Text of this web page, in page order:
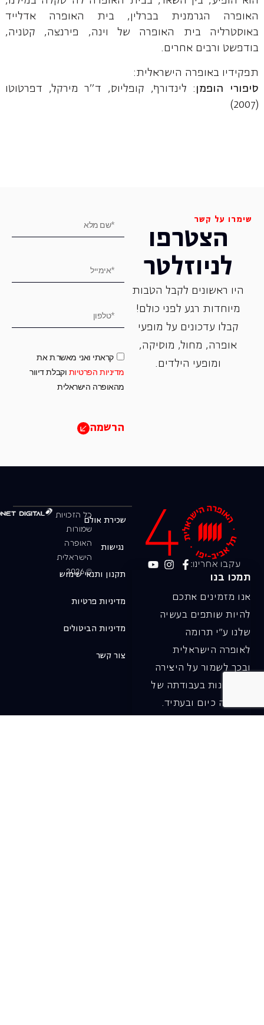
האופרה הגרמנית בברלין, בית האופרה אדלייד
באוסטרליה בית האופרה של וינה, פירנצה, קטניה,
בודפשט ורבים אחרים.
תפקידיו באופרה הישראלית:
סיפורי הופמן : לינדורף, קופליוס, ד"ר מירקל, דפרטוטו
(2007)
שימרו על קשר
הצטרפו
לניוזלטר
היו ראשונים לקבל הטבות
מיוחדות רגע לפני כולם!
קבלו עדכונים על מופעי
אופרה, ‏מחול, ‏מוסיקה,
ומופעי הילדים.
קראתי ואני מאשר.ת את
מדיניות הפרטיות וקבלת דיוור
מהאופרה הישראלית
הרשמה
עקבו אחרינו:
תמכו בנו
אנו מזמינים אתכם
להיות שותפים בעשיה
שלנו ע"י תרומה
לאופרה הישראלית
ובכך לשמור על היצירה
והחדשנות בעבודתה של
האופרה כיום ובעתיד.
כל הזכויות
שמורות
האופרה
הישראלית
© 2026
שכירת אולם
נגישות
תקנון ותנאי שימוש
מדיניות פרטיות
מדיניות הביטולים
צור קשר